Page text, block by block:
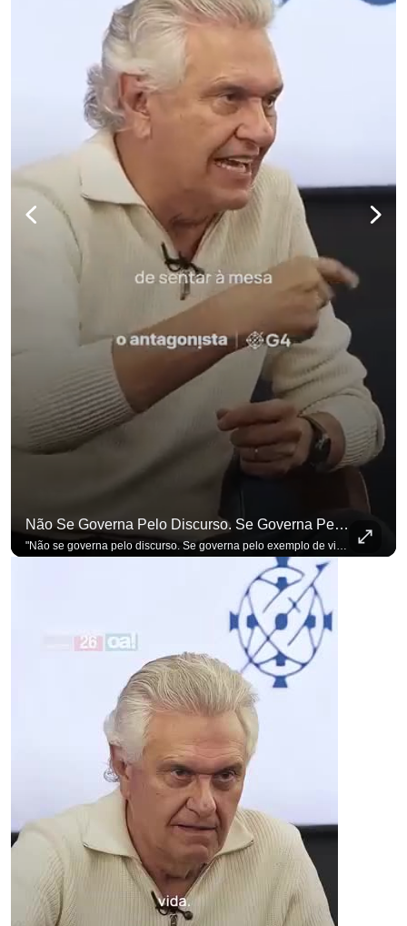
Não Se Governa Pelo Discurso. Se Governa Pelo Exemplo De Vida", Alfineta Ronaldo Caiado
"Não se governa pelo discurso. Se governa pelo exemplo de vida", alfineta Ronaldo Caiado, respondendo a empresários na primeira Sabatina Presidencial com a pauta definida por quem constrói o país. Se você busca informação com credibilidade, inscreva-se agora e ative o